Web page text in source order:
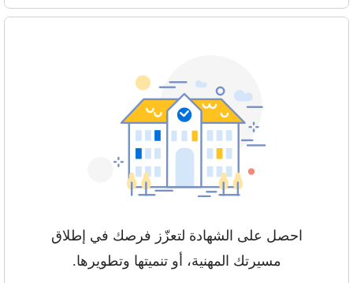
احصل على الشهادة لتعزّز فرصك في إطلاق
مسيرتك المهنية، أو تنميتها وتطويرها.